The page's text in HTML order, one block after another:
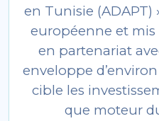
en Tunisie (ADAPT)
européenne et mis
en partenariat
enveloppe d’environ
cible les
que moteur